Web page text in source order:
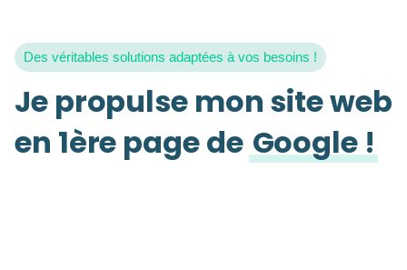
Des véritables solutions adaptées à vos besoins !
Je propulse mon site web
en 1ère page de Google !